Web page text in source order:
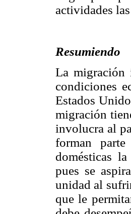
actividades
Resumiendo
La migración
condiciones
Estados
migración
involucra al
forman
domésticas
pues se
unidad al
que le